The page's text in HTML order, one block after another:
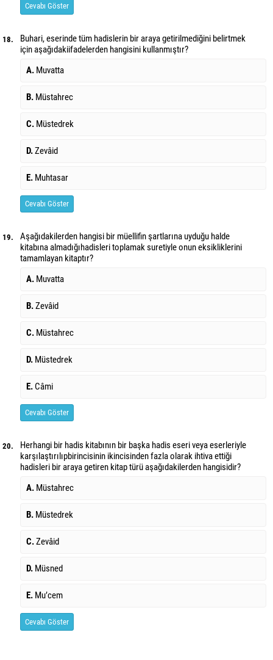
Cevabı Göster
18.
Buhari, eserinde tüm hadislerin bir araya getirilmediğini belirtmek
için aşağıdakiifadelerden hangisini kullanmıştır?
A. Muvatta
B. Müstahrec
C. Müstedrek
D.Zevâid
E. Muhtasar
Cevabı Göster
19.
Aşağıdakilerden hangisi bir müellifin şartlarına uyduğu halde
kitabına almadığıhadisleri toplamak suretiyle onun eksikliklerini
tamamlayan kitaptır?
A. Muvatta
B.Zevâid
C. Müstahrec
D. Müstedrek
E.Câmi
Cevabı Göster
20.
Herhangi bir hadis kitabının bir başka hadis eseri veya eserleriyle
karşılaştırılıpbirincisinin ikincisinden fazla olarak ihtiva ettiği
hadisleri bir araya getiren kitap türü aşağıdakilerden hangisidir?
A. Müstahrec
B. Müstedrek
C.Zevâid
D. Müsned
E. Mu’cem
Cevabı Göster